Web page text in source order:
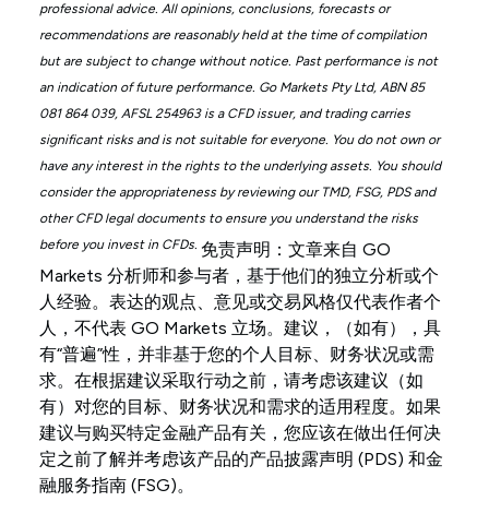
professional advice. All opinions, conclusions, forecasts or
recommendations are reasonably held at the time of compilation
but are subject to change without notice. Past performance is not
an indication of future performance. Go Markets Pty Ltd, ABN 85
081 864 039, AFSL 254963 is a CFD issuer, and trading carries
significant risks and is not suitable for everyone. You do not own or
have any interest in the rights to the underlying assets. You should
consider the appropriateness by reviewing our TMD, FSG, PDS and
other CFD legal documents to ensure you understand the risks
before you invest in CFDs. 免责声明：文章来自 GO
Markets 分析师和参与者，基于他们的独立分析或个
人经验。表达的观点、意见或交易风格仅代表作者个
人，不代表 GO Markets 立场。建议，（如有），具
有“普遍”性，并非基于您的个人目标、财务状况或需
求。在根据建议采取行动之前，请考虑该建议（如
有）对您的目标、财务状况和需求的适用程度。如果
建议与购买特定金融产品有关，您应该在做出任何决
定之前了解并考虑该产品的产品披露声明 (PDS) 和金
融服务指南 (FSG)。